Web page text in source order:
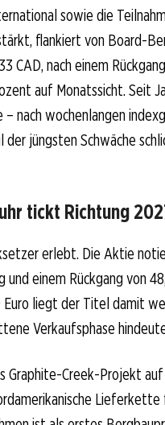
sowie die
flankiert von Board-
CAD, nach einem
auf Monatssicht. Seit
nach wochenlangen
jüngsten Schwäche
tickt Richtung
erlebt. Die Aktie
und einem Rückgang von
Euro liegt der Titel damit
Verkaufsphase
Creek-Projekt